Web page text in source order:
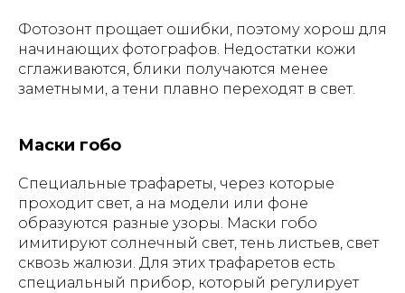
Фотозонт прощает ошибки, поэтому хорош для
начинающих фотографов. Недостатки кожи
сглаживаются, блики получаются менее
заметными, а тени плавно переходят в свет.
Маски гобо
Специальные трафареты, через которые
проходит свет, а на модели или фоне
образуются разные узоры. Маски гобо
имитируют солнечный свет, тень листьев, свет
сквозь жалюзи. Для этих трафаретов есть
специальный прибор, который регулирует